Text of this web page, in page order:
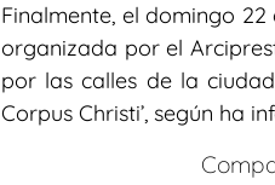
Finalmente, el domingo
organizada por el
por las calles de la
Corpus Christi’, según ha